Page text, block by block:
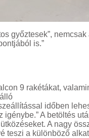
győztesek”,
is.”
9 rakétákat,
időben
A betöltés
A nagy
teszi a különböző